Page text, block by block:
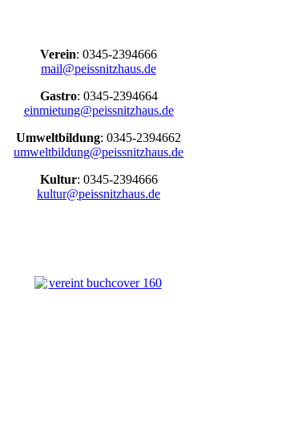
Verein: 0345-2394666
mail@peissnitzhaus.de
Gastro: 0345-2394664
einmietung@peissnitzhaus.de
Umweltbildung: 0345-2394662
umweltbildung@peissnitzhaus.de
Kultur: 0345-2394666
kultur@peissnitzhaus.de